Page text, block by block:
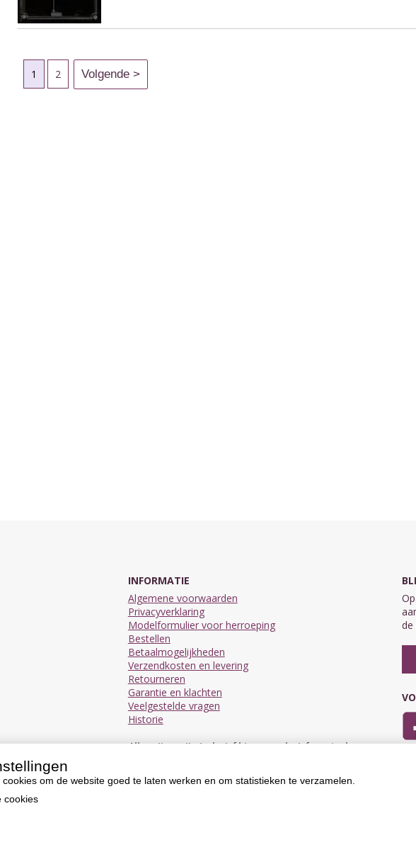
1 2
INFORMATIE
Algemene voorwaarden
Privacyverklaring
Modelformulier voor herroeping
Bestellen
Betaalmogelijkheden
Verzendkosten en levering
Retourneren
Garantie en klachten
Veelgestelde vragen
Historie
Alle prijzen zijn inclusief btw en exclusief eventuele
de
om de website goed te laten werken en om statistieken te verzamelen.
cookies